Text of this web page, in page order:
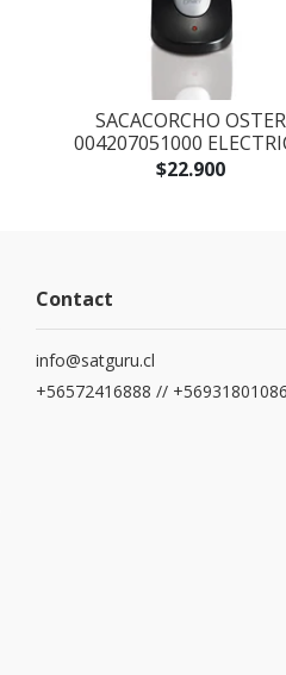
SACACORCHO OSTER
004207051000
$22.900
Contact
info@satguru.cl
+56572416888 // +56931801086